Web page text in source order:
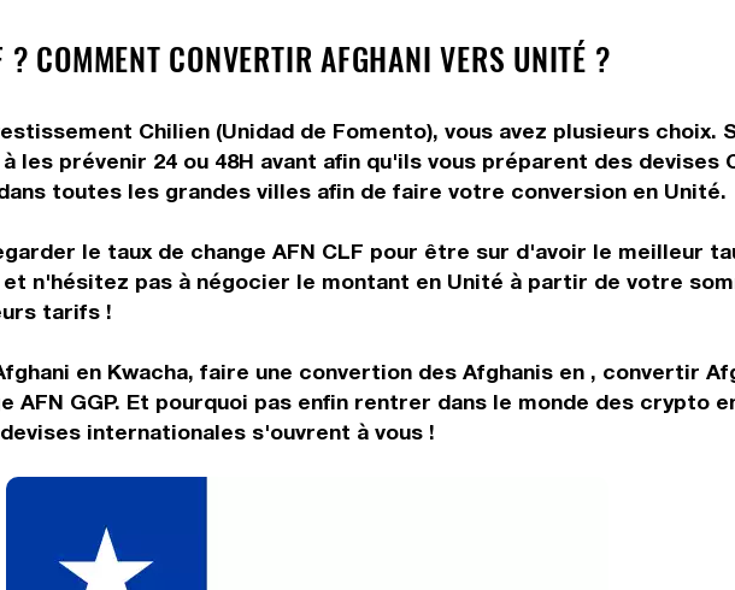
COMMENT CONVERTIR AFGHANI VERS UNITÉ ?
Chilien (Unidad de Fomento), vous avez plusieurs choix.
les prévenir 24 ou 48H avant afin qu'ils vous préparent des devises
toutes les grandes villes afin de faire votre conversion en Unité.
le taux de change AFN CLF pour être sur d'avoir le meilleur
n'hésitez pas à négocier le montant en Unité à partir de votre
tarifs !
en Kwacha, faire une convertion des Afghanis en , convertir
AFN GGP. Et pourquoi pas enfin rentrer dans le monde des crypto
internationales s'ouvrent à vous !